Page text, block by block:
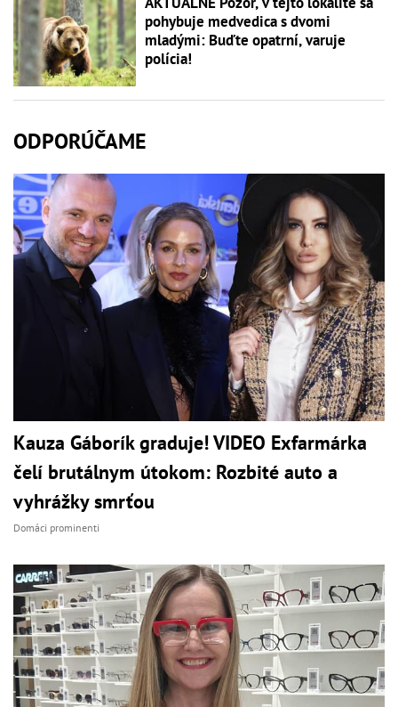
pohybuje medvedica s dvomi
mladými: Buďte opatrní, varuje
polícia!
ODPORÚČAME
Kauza Gáborík graduje! VIDEO Exfarmárka
čelí brutálnym útokom: Rozbité auto a
vyhrážky smrťou
Domáci prominenti